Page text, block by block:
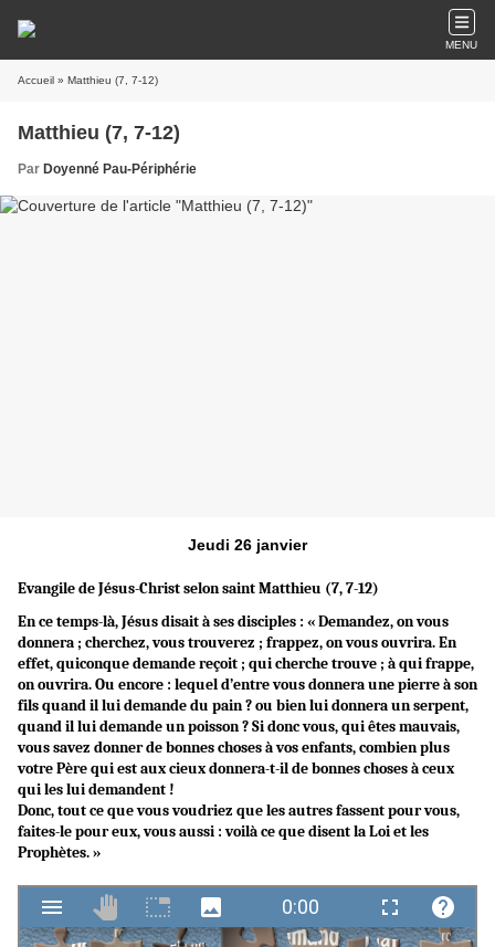
MENU
Accueil » Matthieu (7, 7-12)
Matthieu (7, 7-12)
Par Doyenné Pau-Périphérie
Jeudi 26 janvier
Evangile de Jésus-Christ selon saint Matthieu (7, 7-12)
En ce temps-là, Jésus disait à ses disciples : « Demandez, on vous
donnera ; cherchez, vous trouverez ; frappez, on vous ouvrira. En
effet, quiconque demande reçoit ; qui cherche trouve ; à qui frappe,
on ouvrira. Ou encore : lequel d’entre vous donnera une pierre à son
fils quand il lui demande du pain ? ou bien lui donnera un serpent,
quand il lui demande un poisson ? Si donc vous, qui êtes mauvais,
vous savez donner de bonnes choses à vos enfants, combien plus
votre Père qui est aux cieux donnera-t-il de bonnes choses à ceux
qui les lui demandent !
Donc, tout ce que vous voudriez que les autres fassent pour vous,
faites-le pour eux, vous aussi : voilà ce que disent la Loi et les
Prophètes. »